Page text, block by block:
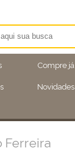
Compre já
Novidades
Ferreira